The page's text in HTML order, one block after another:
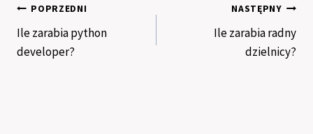
Nawigacja
wpisu
POPRZEDNI
Ile zarabia python
developer?
NASTĘPNY
Ile zarabia radny
dzielnicy?